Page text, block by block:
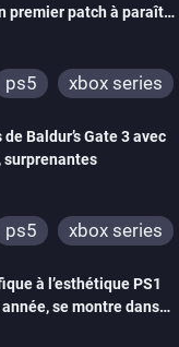
premier patch à paraître
ps5 xbox series
Baldur’s Gate 3 avec
surprenantes
ps5 xbox series
à l’esthétique PS1
se montre dans